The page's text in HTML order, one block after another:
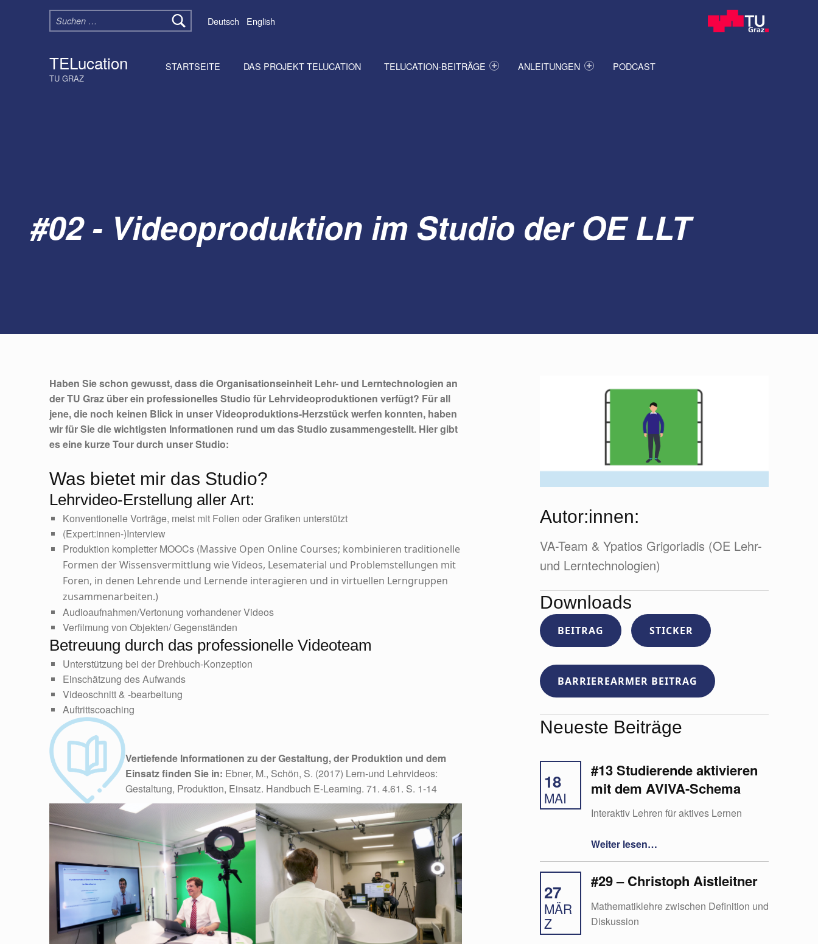
TELucation
TU GRAZ
STARTSEITE DAS PROJEKT TELUCATION TELUCATION-BEITRÄGE ANLEITUNGEN PODCAST
Suchen nach:
Deutsch
English
#02 - Videoproduktion im Studio der OE LLT
Haben Sie schon gewusst, dass die Organisationseinheit Lehr- und Lerntechnologien an
der TU Graz über ein professionelles Studio für Lehrvideoproduktionen verfügt? Für all
jene, die noch keinen Blick in unser Videoproduktions-Herzstück werfen konnten, haben
wir für Sie die wichtigsten Informationen rund um das Studio zusammengestellt. Hier gibt
es eine kurze Tour durch unser Studio:
Was bietet mir das Studio?
Lehrvideo-Erstellung aller Art:
Konventionelle Vorträge, meist mit Folien oder Grafiken unterstützt
(Expert:innen-)Interview
Produktion kompletter MOOCs (Massive Open Online Courses; kombinieren traditionelle
Formen der Wissensvermittlung wie Videos, Lesematerial und Problemstellungen mit
Foren, in denen Lehrende und Lernende interagieren und in virtuellen Lerngruppen
zusammenarbeiten.)
Audioaufnahmen/Vertonung vorhandener Videos
Verfilmung von Objekten/ Gegenständen
Betreuung durch das professionelle Videoteam
Unterstützung bei der Drehbuch-Konzeption
Einschätzung des Aufwands
Videoschnitt & -bearbeitung
Auftrittscoaching
Vertiefende Informationen zu der Gestaltung, der Produktion und dem
Einsatz finden Sie in: Ebner, M., Schön, S. (2017) Lern-und Lehrvideos:
Gestaltung, Produktion, Einsatz. Handbuch E-Learning. 71. 4.61. S. 1-14
Autor:innen:
VA-Team & Ypatios Grigoriadis (OE Lehr-
und Lerntechnologien)
Downloads
BEITRAG STICKER
BARRIEREARMER BEITRAG
Neueste Beiträge
18
MAI
#13 Studierende aktivieren
mit dem AVIVA-Schema
Interaktiv Lehren für aktives Lernen
Weiter lesen“#13 Studierende aktivieren mit dem AVIVA-Schema”
…
27
MÄR
Z
#29 – Christoph Aistleitner
Mathematiklehre zwischen Definition und
Diskussion